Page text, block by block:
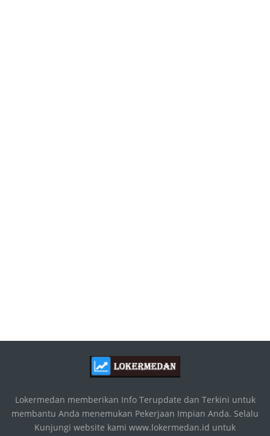
Lokermedan memberikan Info Terupdate dan Terkini untuk
membantu Anda menemukan Pekerjaan Impian Anda. Selalu
Kunjungi website kami www.lokermedan.id untuk